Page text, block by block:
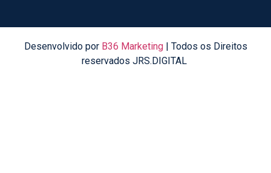
Desenvolvido por B36 Marketing| Todos os Direitos
reservados JRS.DIGITAL